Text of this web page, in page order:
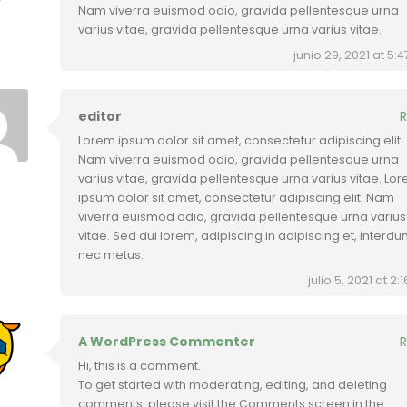
Nam viverra euismod odio, gravida pellentesque urna
varius vitae, gravida pellentesque urna varius vitae.
junio 29, 2021 at
editor
Lorem ipsum dolor sit amet, consectetur adipiscing elit.
Nam viverra euismod odio, gravida pellentesque urna
varius vitae, gravida pellentesque urna varius vitae.
ipsum dolor sit amet, consectetur adipiscing elit. Nam
viverra euismod odio, gravida pellentesque urna varius
vitae. Sed dui lorem, adipiscing in adipiscing et,
nec metus.
julio 5, 2021 at
A WordPress Commenter
Hi, this is a comment.
To get started with moderating, editing, and deleting